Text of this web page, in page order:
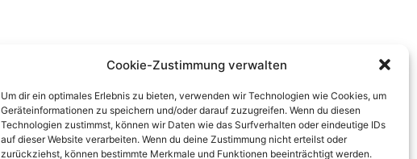
Cookie-Zustimmung verwalten
Um dir ein optimales Erlebnis zu bieten, verwenden wir Technologien wie Cookies, um
Geräteinformationen zu speichern und/oder darauf zuzugreifen. Wenn du diesen
Technologien zustimmst, können wir Daten wie das Surfverhalten oder eindeutige IDs
auf dieser Website verarbeiten. Wenn du deine Zustimmung nicht erteilst oder
zurückziehst, können bestimmte Merkmale und Funktionen beeinträchtigt werden.